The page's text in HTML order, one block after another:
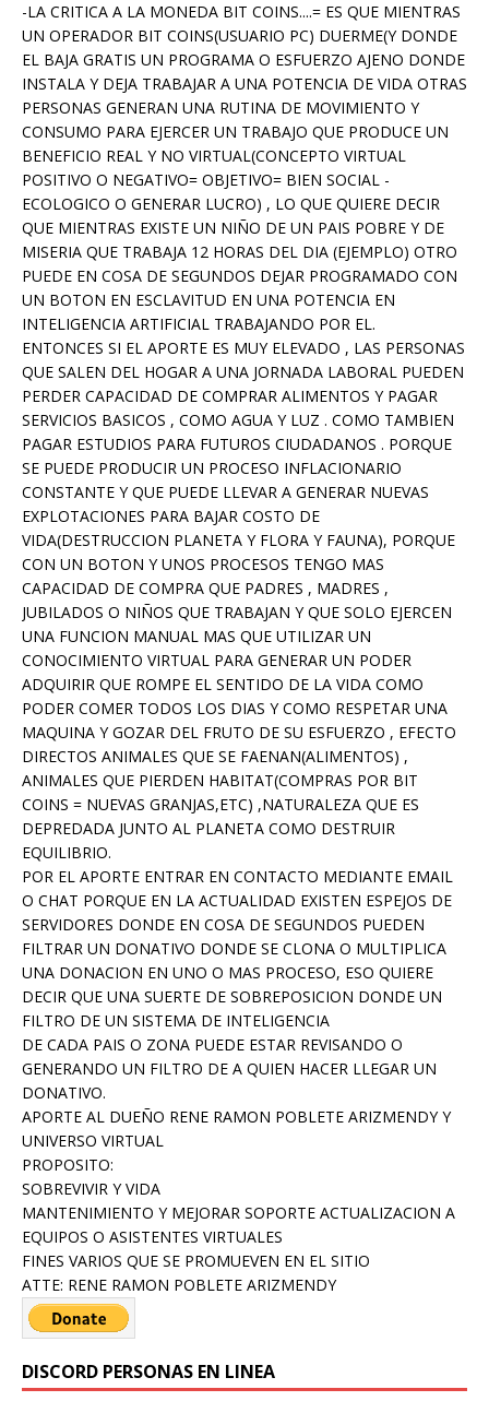
-LA CRITICA A LA MONEDA BIT COINS....= ES QUE MIENTRAS
UN OPERADOR BIT COINS(USUARIO PC) DUERME(Y DONDE
EL BAJA GRATIS UN PROGRAMA O ESFUERZO AJENO DONDE
INSTALA Y DEJA TRABAJAR A UNA POTENCIA DE VIDA OTRAS
PERSONAS GENERAN UNA RUTINA DE MOVIMIENTO Y
CONSUMO PARA EJERCER UN TRABAJO QUE PRODUCE UN
BENEFICIO REAL Y NO VIRTUAL(CONCEPTO VIRTUAL
POSITIVO O NEGATIVO= OBJETIVO= BIEN SOCIAL -
ECOLOGICO O GENERAR LUCRO) , LO QUE QUIERE DECIR
QUE MIENTRAS EXISTE UN NIÑO DE UN PAIS POBRE Y DE
MISERIA QUE TRABAJA 12 HORAS DEL DIA (EJEMPLO) OTRO
PUEDE EN COSA DE SEGUNDOS DEJAR PROGRAMADO CON
UN BOTON EN ESCLAVITUD EN UNA POTENCIA EN
INTELIGENCIA ARTIFICIAL TRABAJANDO POR EL.
ENTONCES SI EL APORTE ES MUY ELEVADO , LAS PERSONAS
QUE SALEN DEL HOGAR A UNA JORNADA LABORAL PUEDEN
PERDER CAPACIDAD DE COMPRAR ALIMENTOS Y PAGAR
SERVICIOS BASICOS , COMO AGUA Y LUZ . COMO TAMBIEN
PAGAR ESTUDIOS PARA FUTUROS CIUDADANOS . PORQUE
SE PUEDE PRODUCIR UN PROCESO INFLACIONARIO
CONSTANTE Y QUE PUEDE LLEVAR A GENERAR NUEVAS
EXPLOTACIONES PARA BAJAR COSTO DE
VIDA(DESTRUCCION PLANETA Y FLORA Y FAUNA), PORQUE
CON UN BOTON Y UNOS PROCESOS TENGO MAS
CAPACIDAD DE COMPRA QUE PADRES , MADRES ,
JUBILADOS O NIÑOS QUE TRABAJAN Y QUE SOLO EJERCEN
UNA FUNCION MANUAL MAS QUE UTILIZAR UN
CONOCIMIENTO VIRTUAL PARA GENERAR UN PODER
ADQUIRIR QUE ROMPE EL SENTIDO DE LA VIDA COMO
PODER COMER TODOS LOS DIAS Y COMO RESPETAR UNA
MAQUINA Y GOZAR DEL FRUTO DE SU ESFUERZO , EFECTO
DIRECTOS ANIMALES QUE SE FAENAN(ALIMENTOS) ,
ANIMALES QUE PIERDEN HABITAT(COMPRAS POR BIT
COINS = NUEVAS GRANJAS,ETC) ,NATURALEZA QUE ES
DEPREDADA JUNTO AL PLANETA COMO DESTRUIR
EQUILIBRIO.
POR EL APORTE ENTRAR EN CONTACTO MEDIANTE EMAIL
O CHAT PORQUE EN LA ACTUALIDAD EXISTEN ESPEJOS DE
SERVIDORES DONDE EN COSA DE SEGUNDOS PUEDEN
FILTRAR UN DONATIVO DONDE SE CLONA O MULTIPLICA
UNA DONACION EN UNO O MAS PROCESO, ESO QUIERE
DECIR QUE UNA SUERTE DE SOBREPOSICION DONDE UN
FILTRO DE UN SISTEMA DE INTELIGENCIA
DE CADA PAIS O ZONA PUEDE ESTAR REVISANDO O
GENERANDO UN FILTRO DE A QUIEN HACER LLEGAR UN
DONATIVO.
APORTE AL DUEÑO RENE RAMON POBLETE ARIZMENDY Y
UNIVERSO VIRTUAL
PROPOSITO:
SOBREVIVIR Y VIDA
MANTENIMIENTO Y MEJORAR SOPORTE ACTUALIZACION A
EQUIPOS O ASISTENTES VIRTUALES
FINES VARIOS QUE SE PROMUEVEN EN EL SITIO
ATTE: RENE RAMON POBLETE ARIZMENDY
DISCORD PERSONAS EN LINEA